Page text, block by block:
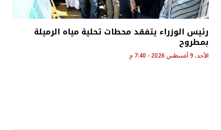
رئيس الوزراء يتفقد محطات تحلية مياه الرميلة
بمطروح
الأحد، 9 أغسطس 2026 - 7:40 م